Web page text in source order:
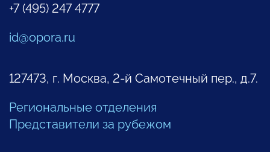
+7 (495) 247 4777
id@opora.ru
127473, г. Москва, 2-й Самотечный пер., д.7.
Региональные отделения
Представители за рубежом